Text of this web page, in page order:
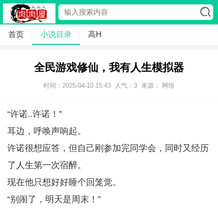
首页 小说目录 高H
全民游戏修仙，我有人生模拟器
时间：2025-04-10 15:43 人气： 3 来源： 网络
“许诺..许诺！”
耳边，呼唤声响起。
许诺很想应答，但自己刚参加完同学会，同时又经历
了人生第一次宿醉。
现在他只想好好睡个回笼觉。
“别闹了，明天是周末！”